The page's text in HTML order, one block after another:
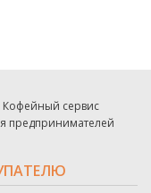
Кофейный сервис
предпринимателей